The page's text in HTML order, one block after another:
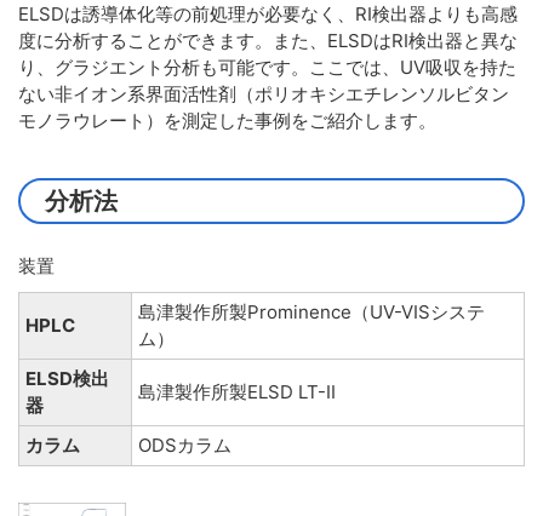
ELSDは誘導体化等の前処理が必要なく、RI検出器よりも高感
度に分析することができます。また、ELSDはRI検出器と異な
り、グラジエント分析も可能です。ここでは、UV吸収を持た
ない非イオン系界面活性剤（ポリオキシエチレンソルビタン
モノラウレート）を測定した事例をご紹介します。
分析法
装置
HPLC
島津製作所製Prominence（UV-VISシステ
ム）
ELSD検出
器
島津製作所製ELSD LT-II
カラム ODSカラム